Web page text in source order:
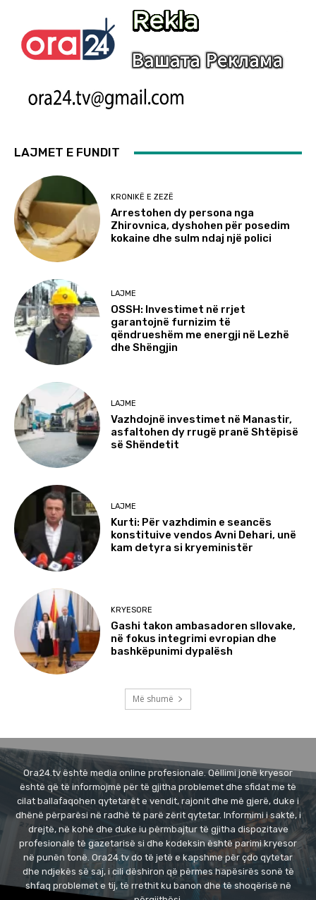
LAJMET E FUNDIT
KRONIKË E ZEZË
Arrestohen dy persona nga
Zhirovnica, dyshohen për posedim
kokaine dhe sulm ndaj një polici
LAJME
OSSH: Investimet në rrjet
garantojnë furnizim të
qëndrueshëm me energji në Lezhë
dhe Shëngjin
LAJME
Vazhdojnë investimet në Manastir,
asfaltohen dy rrugë pranë Shtëpisë
së Shëndetit
LAJME
Kurti: Për vazhdimin e seancës
konstituive vendos Avni Dehari, unë
kam detyra si kryeministër
KRYESORE
Gashi takon ambasadoren sllovake,
në fokus integrimi evropian dhe
bashkëpunimi dypalësh
Më shumë
Ora24.tv është media online profesionale. Qëllimi jonë kryesor
është që të informojmë për të gjitha problemet dhe sfidat me të
cilat ballafaqohen qytetarët e vendit, rajonit dhe më gjerë, duke i
dhënë përparësi në radhë të parë zërit qytetar. Informimi i saktë, i
drejtë, në kohë dhe duke iu përmbajtur të gjitha dispozitave
profesionale të gazetarisë si dhe kodeksin është parimi kryesor
në punën tonë. Ora24.tv do të jetë e kapshme për çdo qytetar
dhe ndjekës së saj, i cili dëshiron që përmes hapësirës sonë të
shfaq problemet e tij, të rrethit ku banon dhe të shoqërisë në